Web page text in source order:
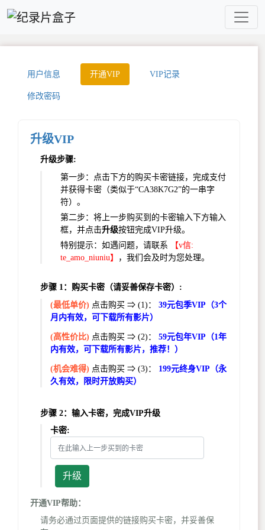
用户信息 开通VIP VIP记录
修改密码
升级VIP
升级步骤:
第一步：点击下方的购买卡密链接，完成支付
并获得卡密（类似于“CA38K7G2”的一串字
符）。
第二步：将上一步购买到的卡密输入下方输入
框，并点击升级按钮完成VIP升级。
特别提示：如遇问题，请联系
【v信:
te_amo_niuniu】
，我们会及时为您处理。
步骤 1：购买卡密（请妥善保存卡密）:
(最低单价) 点击购买 ⇒ (1)： 39元包季VIP（3个
月内有效，可下载所有影片）
(高性价比) 点击购买 ⇒ (2)： 59元包年VIP（1年
内有效，可下载所有影片，推荐！）
(机会难得) 点击购买 ⇒ (3)： 199元终身VIP（永
久有效，限时开放购买）
步骤 2：输入卡密，完成VIP升级
卡密:
升级
开通VIP帮助：
请务必通过页面提供的链接购买卡密，并妥善保